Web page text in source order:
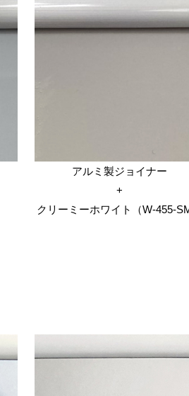
アルミ製ジョイナー
+
クリーミーホワイト（W-455-